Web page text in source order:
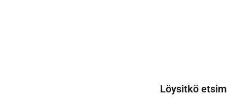
Löysitkö